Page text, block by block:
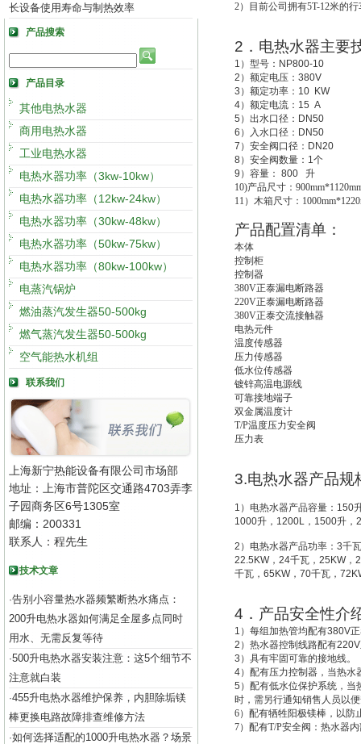
长设备使用寿命与制热效率
产品搜索
产品目录
其他电热水器
商用电热水器
工业电热水器
电热水器功率（3kw-10kw）
电热水器功率（12kw-24kw）
电热水器功率（30kw-48kw）
电热水器功率（50kw-75kw）
电热水器功率（80kw-100kw）
电蒸汽锅炉
燃油蒸汽发生器50-500kg
燃气蒸汽发生器50-500kg
空气能热水机组
联系我们
上海新宁热能设备有限公司市场部
地址：上海市普陀区交通路4703弄李
子园商务区6号1305室
邮编：200331
联系人：程先生
技术文章
·告别小容量热水器频繁断热水痛点：
200升电热水器如何满足全屋多点同时
用水、无需反复等待
·500升电热水器安装注意：这5个细节不
注意就白装
·455升电热水器维护保养，内胆除垢镁
棒更换电路故障排查维修方法
·如何选择适配的1000升电热水器？场景
2）目前公司拥有5T-12米的
2 ．电热水器主要
1 ）型号： NP800-10
2 ）额定电压： 380V
3 ）额定功率： 10 KW
4）额定电流： 15 A
5 ）出水口径： DN50
6 ）入水口径： DN50
7 ）安全阀口径： DN20
8）安全阀数量： 1个
9 ）容量： 800 升
10)产品尺寸：
11 ）木箱尺寸：
产品配置清单：
本体
控制柜
控制器
380V正泰漏电断路器
220V正泰漏电断路器
380V正泰交流接触器
电热元件
温度传感器
压力传感器
低水位传感器
镀锌高温电源线
可靠接地端子
双金属温度计
T/P温度压力安全阀
压力表
3.电热水器产品规
1 ）电热水器产品容量： 150
1000升 ， 1200L ， 1500升 ，
2 ）电热水器产品功率： 3千
22.5KW， 24千瓦， 25KW，
千瓦， 65KW， 70千瓦，
4 ．产品安全性介
1 ）每组加热管均配有380V
2 ）热水器控制线路配有220V
3 ）具有牢固可靠的接地线。
4）配有压力控制器，当热水
5 ）配有低水位保护系统， 当
时，需另行通知销售人员以
6）配有牺牲阳极镁棒，以防
7）配有T/P安全阀：热水器